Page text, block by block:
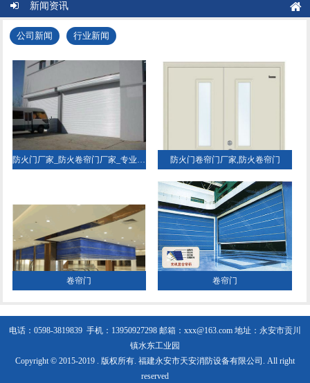
新闻资讯
公司新闻 行业新闻
防火门卷帘门厂家,防火卷帘门
卷帘门 卷帘门
电话：0598-3819839 手机：13950927298 邮箱：xxx@163.com 地址：永安市贡川
镇水东工业园
Copyright © 2015-2019 . 版权所有. 福建永安市天安消防设备有限公司. All right
reserved